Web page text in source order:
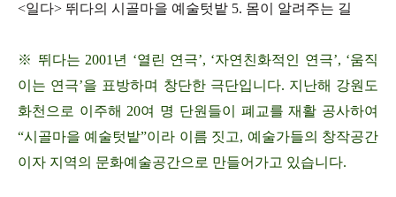
<일다> 뛰다의 시골마을 예술텃밭 5. 몸이 알려주는 길
※ 뛰다는 2001년 ‘열린 연극’, ‘자연친화적인 연극’, ‘움직
이는 연극’을 표방하며 창단한 극단입니다. 지난해 강원도
화천으로 이주해 20여 명 단원들이 폐교를 재활 공사하여
“시골마을 예술텃밭”이라 이름 짓고, 예술가들의 창작공간
이자 지역의 문화예술공간으로 만들어가고 있습니다.